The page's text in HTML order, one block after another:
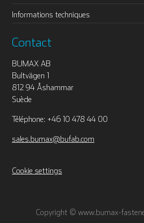
Informations techniques
Contact
BUMAX AB
Bultvägen 1
812 94 Åshammar
Suède
Téléphone: +46 10 478 44 00
sales.bumax@bufab.com
Cookie settings
Copyright © www.bumax-